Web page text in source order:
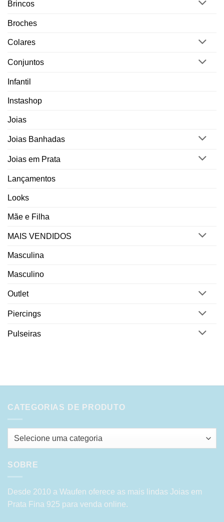
Brincos
Broches
Colares
Conjuntos
Infantil
Instashop
Joias
Joias Banhadas
Joias em Prata
Lançamentos
Looks
Mãe e Filha
MAIS VENDIDOS
Masculina
Masculino
Outlet
Piercings
Pulseiras
CATEGORIAS DE PRODUTO
Selecione uma categoria
SOBRE
Desde 2010 a Waufen oferece as mais lindas Joias em
Prata Fina 925 para venda online.